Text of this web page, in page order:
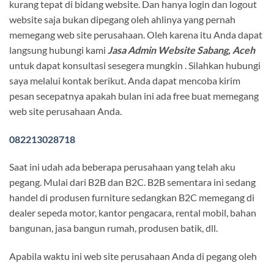
kurang tepat di bidang website. Dan hanya login dan logout
website saja bukan dipegang oleh ahlinya yang pernah
memegang web site perusahaan. Oleh karena itu Anda dapat
langsung hubungi kami Jasa Admin Website Sabang, Aceh
untuk dapat konsultasi sesegera mungkin . Silahkan hubungi
saya melalui kontak berikut. Anda dapat mencoba kirim
pesan secepatnya apakah bulan ini ada free buat memegang
web site perusahaan Anda.
082213028718
Saat ini udah ada beberapa perusahaan yang telah aku
pegang. Mulai dari B2B dan B2C. B2B sementara ini sedang
handel di produsen furniture sedangkan B2C memegang di
dealer sepeda motor, kantor pengacara, rental mobil, bahan
bangunan, jasa bangun rumah, produsen batik, dll.
Apabila waktu ini web site perusahaan Anda di pegang oleh